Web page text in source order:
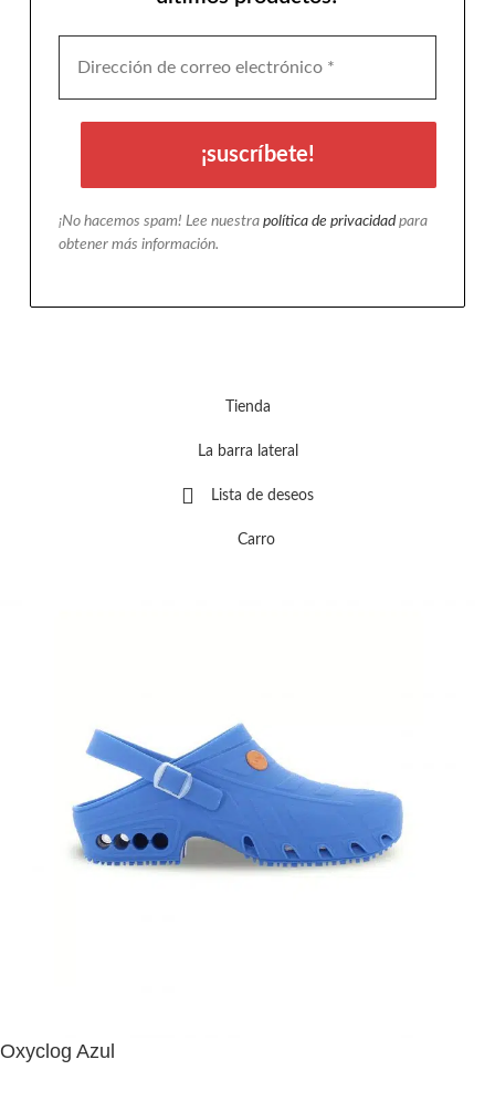
¡No hacemos spam! Lee nuestra política de privacidadpara
obtener más información.
Tienda
La barra lateral
Lista de deseos
Carro
Oxyclog Azul